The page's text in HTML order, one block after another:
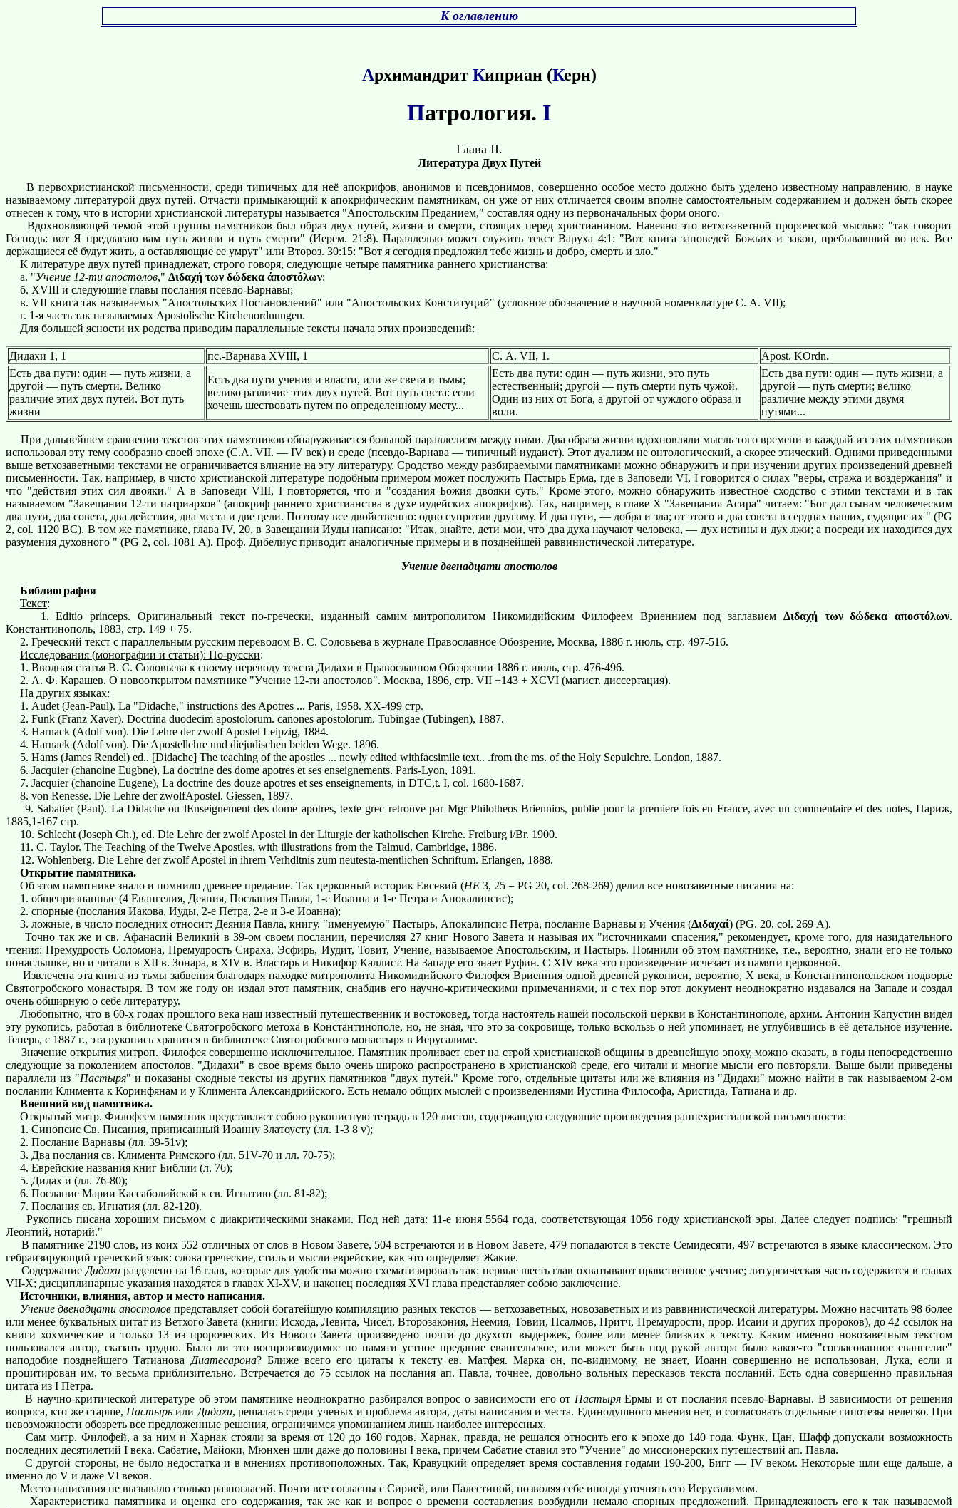
К оглавлению
Архимандрит Киприан (Керн)
Патрология. I
Глава II.
Литература Двух Путей
В первохристианской письменности, среди типичных для неё апокрифов, анонимов и псевдонимов, совершенно особое место должно быть уделено известному направлению, в науке
называемому литературой двух путей. Отчасти примыкающий к апокрифическим памятникам, он уже от них отличается своим вполне самостоятельным содержанием и должен быть скорее
отнесен к тому, что в истории христианской литературы называется "Апостольским Преданием," составляя одну из первоначальных форм оного.
Вдохновляющей темой этой группы памятников был образ двух путей, жизни и смерти, стоящих перед христианином. Навеяно это ветхозаветной пророческой мыслью: "так говорит
Господь: вот Я предлагаю вам путь жизни и путь смерти" (Иерем. 21:8). Параллелью может служить текст Варуха 4:1: "Вот книга заповедей Божьих и закон, пребывавший во век. Все
держащиеся её будут жить, а оставляющие ее умрут" или Второз. 30:15: "Вот я сегодня предложил тебе жизнь и добро, смерть и зло."
К литературе двух путей принадлежат, строго говоря, следующие четыре памятника раннего христианства:
а. "Учение 12-ти апостолов," Διδαχή των δώδεκα άποστόλων;
б. XVIII и следующие главы послания псевдо-Варнавы;
в. VII книга так называемых "Апостольских Постановлений" или "Апостольских Конституций" (условное обозначение в научной номенклатуре С. А. VII);
г. 1-я часть так называемых Apostolische Kirchenordnungen.
Для большей ясности их родства приводим параллельные тексты начала этих произведений:
Дидахи 1, 1 пс.-Варнава XVIII, 1 С. А. VII, 1.
Apost. KOrdn.
Есть два пути: один — путь жизни, а
другой — путь смерти. Велико
различие этих двух путей. Вот путь
жизни
Есть два пути учения и власти, или же света и тьмы;
велико различие этих двух путей. Вот путь света: если
хочешь шествовать путем по определенному месту...
Есть два пути: один — путь жизни, это путь
естественный; другой — путь смерти путь чужой.
Один из них от Бога, а другой от чуждого образа и
воли.
Есть два пути: один — путь жизни, а
другой — путь смерти; велико
различие между этими двумя
путями...
При дальнейшем сравнении текстов этих памятников обнаруживается большой параллелизм между ними. Два образа жизни вдохновляли мысль того времени и каждый из этих памятников
использовал эту тему сообразно своей эпохе (С.А. VII. — IV век) и среде (псевдо-Варнава — типичный иудаист). Этот дуализм не онтологический, а скорее этический. Одними приведенными
выше ветхозаветными текстами не ограничивается влияние на эту литературу. Сродство между разбираемыми памятниками можно обнаружить и при изучении других произведений древней
письменности. Так, например, в чисто христианской литературе подобным примером может послужить Пастырь Ерма, где в Заповеди VI, I говорится о силах "веры, стража и воздержания" и
что "действия этих сил двояки." А в Заповеди VIII, I повторяется, что и "создания Божия двояки суть." Кроме этого, можно обнаружить известное сходство с этими текстами и в так
называемом "Завещании 12-ти патриархов" (апокриф раннего христианства в духе иудейских апокрифов). Так, например, в главе X "Завещания Асира" читаем: "Бог дал сынам человеческим
два пути, два совета, два действия, два места и две цели. Поэтому все двойственно: одно супротив другому. И два пути, — добра и зла; от этого и два совета в сердцах наших, судящие их " (PG
2, col. 1120 ВС). В том же памятнике, глава IV, 20, в Завещании Иуды написано: "Итак, знайте, дети мои, что два духа научают человека, — дух истины и дух лжи; а посреди их находится дух
разумения духовного " (PG 2, col. 1081 А). Проф. Дибелиус приводит аналогичные примеры и в позднейшей раввинистической литературе.
Учение двенадцати апостолов
Библиография
Текст:
1. Editio princeps. Оригинальный текст по-гречески, изданный самим митрополитом Никомидийским Филофеем Вриеннием под заглавием Διδαχή των δώδεκα αποστόλων.
Константинополь, 1883, стр. 149 + 75.
2. Греческий текст с параллельным русским переводом В. С. Соловьева в журнале Православное Обозрение, Москва, 1886 г. июль, стр. 497-516.
Исследования (монографии и статьи): По-русски:
1. Вводная статья В. С. Соловьева к своему переводу текста Дидахи в Православном Обозрении 1886 г. июль, стр. 476-496.
2. А. Ф. Карашев. О новооткрытом памятнике "Учение 12-ти апостолов". Москва, 1896, стр. VII +143 + XCVI (магист. диссертация).
На других языках:
1. Audet (Jean-Paul). La "Didache," instructions des Apotres ... Paris, 1958. XX-499 стр.
2. Funk (Franz Xaver). Doctrina duodecim apostolorum. canones apostolorum. Tubingae (Tubingen), 1887.
3. Harnack (Adolf von). Die Lehre der zwolf Apostel Leipzig, 1884.
4. Harnack (Adolf von). Die Apostellehre und diejudischen beiden Wege. 1896.
5. Hams (James Rendel) ed.. [Didache] The teaching of the apostles ... newly edited withfacsimile text.. .from the ms. of the Holy Sepulchre. London, 1887.
6. Jacquier (chanoine Eugbne), La doctrine des dome apotres et ses enseignements. Paris-Lyon, 1891.
7. Jacquier (chanoine Eugene), La doctrine des douze apotres et ses enseignements, in DTC,t. I, col. 1680-1687.
8. von Renesse. Die Lehre der zwolfApostel. Giessen, 1897.
9. Sabatier (Paul). La Didache ou lEnseignement des dome apotres, texte grec retrouve par Mgr Philotheos Briennios, publie pour la premiere fois en France, avec un commentaire et des notes, Париж,
1885,1-167 стр.
10. Schlecht (Joseph Ch.), ed. Die Lehre der zwolf Apostel in der Liturgie der katholischen Kirche. Freiburg i/Br. 1900.
11. C. Taylor. The Teaching of the Twelve Apostles, with illustrations from the Talmud. Cambridge, 1886.
12. Wohlenberg. Die Lehre der zwolf Apostel in ihrem Verhdltnis zum neutesta-mentlichen Schriftum. Erlangen, 1888.
Открытие памятника.
Об этом памятнике знало и помнило древнее предание. Так церковный историк Евсевий (НЕ 3, 25 = PG 20, col. 268-269) делил все новозаветные писания на:
1. общепризнанные (4 Евангелия, Деяния, Послания Павла, 1-е Иоанна и 1-е Петра и Апокалипсис);
2. спорные (послания Иакова, Иуды, 2-е Петра, 2-е и 3-е Иоанна);
3. ложные, в число последних относит: Деяния Павла, книгу, "именуемую" Пастырь, Апокалипсис Петра, послание Варнавы и Учения (Διδαχαί) (PG. 20, col. 269 А).
Точно так же и св. Афанасий Великий в 39-ом своем послании, перечисляя 27 книг Нового Завета и называя их "источниками спасения," рекомендует, кроме того, для назидательного
чтения: Премудрость Соломона, Премудрость Сираха, Эсфирь, Иудит, Товит, Учение, называемое Апостольским, и Пастырь. Помнили об этом памятнике, т.е., вероятно, знали его не только
понаслышке, но и читали в XII в. Зонара, в XIV в. Властарь и Никифор Каллист. На Западе его знает Руфин. С XIV века это произведение исчезает из памяти церковной.
Извлечена эта книга из тьмы забвения благодаря находке митрополита Никомидийского Филофея Вриенния одной древней рукописи, вероятно, X века, в Константинопольском подворье
Святогробского монастыря. В том же году он издал этот памятник, снабдив его научно-критическими примечаниями, и с тех пор этот документ неоднократно издавался на Западе и создал
очень обширную о себе литературу.
Любопытно, что в 60-х годах прошлого века наш известный путешественник и востоковед, тогда настоятель нашей посольской церкви в Константинополе, архим. Антонин Капустин видел
эту рукопись, работая в библиотеке Святогробского метоха в Константинополе, но, не зная, что это за сокровище, только вскользь о ней упоминает, не углубившись в её детальное изучение.
Теперь, с 1887 г., эта рукопись хранится в библиотеке Святогробского монастыря в Иерусалиме.
Значение открытия митроп. Филофея совершенно исключительное. Памятник проливает свет на строй христианской общины в древнейшую эпоху, можно сказать, в годы непосредственно
следующие за поколением апостолов. "Дидахи" в свое время было очень широко распространено в христианской среде, его читали и многие мысли его повторяли. Выше были приведены
параллели из "Пастыря" и показаны сходные тексты из других памятников "двух путей." Кроме того, отдельные цитаты или же влияния из "Дидахи" можно найти в так называемом 2-ом
послании Климента к Коринфянам и у Климента Александрийского. Есть немало общих мыслей с произведениями Иустина Философа, Аристида, Татиана и др.
Внешний вид памятника.
Открытый митр. Филофеем памятник представляет собою рукописную тетрадь в 120 листов, содержащую следующие произведения раннехристианской письменности:
1. Синопсис Св. Писания, приписанный Иоанну Златоусту (лл. 1-3 8 v);
2. Послание Варнавы (лл. 39-51v);
3. Два послания св. Климента Римского (лл. 51V-70 и лл. 70-75);
4. Еврейские названия книг Библии (л. 76);
5. Дидах и (лл. 76-80);
6. Послание Марии Кассаболийской к св. Игнатию (лл. 81-82);
7. Послания св. Игнатия (лл. 82-120).
Рукопись писана хорошим письмом с диакритическими знаками. Под ней дата: 11-е июня 5564 года, соответствующая 1056 году христианской эры. Далее следует подпись: "грешный
Леонтий, нотарий."
В памятнике 2190 слов, из коих 552 отличных от слов в Новом Завете, 504 встречаются и в Новом Завете, 479 попадаются в тексте Семидесяти, 497 встречаются в языке классическом. Это
гебраизирующий греческий язык: слова греческие, стиль и мысли еврейские, как это определяет Жакие.
Содержание Дидахиразделено на 16 глав, которые для удобства можно схематизировать так: первые шесть глав охватывают нравственное учение; литургическая часть содержится в главах
VII-Х; дисциплинарные указания находятся в главах XI-XV, и наконец последняя XVI глава представляет собою заключение.
Источники, влияния, автор и место написания.
Учение двенадцати апостолов представляет собой богатейшую компиляцию разных текстов — ветхозаветных, новозаветных и из раввинистической литературы. Можно насчитать 98 более
или менее буквальных цитат из Ветхого Завета (книги: Исхода, Левита, Чисел, Второзакония, Неемия, Товии, Псалмов, Притч, Премудрости, прор. Исаии и других пророков), до 42 ссылок на
книги хохмические и только 13 из пророческих. Из Нового Завета произведено почти до двухсот выдержек, более или менее близких к тексту. Каким именно новозаветным текстом
пользовался автор, сказать трудно. Было ли это воспроизводимое по памяти устное предание евангельское, или может быть под рукой автора было какое-то "согласованное евангелие"
наподобие позднейшего Татианова Диатесарона? Ближе всего его цитаты к тексту ев. Матфея. Марка он, по-видимому, не знает, Иоанн совершенно не использован, Лука, если и
процитирован им, то весьма приблизительно. Встречается до 75 ссылок на послания ап. Павла, точнее, довольно вольных пересказов текста посланий. Есть одна совершенно правильная
цитата из I Петра.
В научно-критической литературе об этом памятнике неоднократно разбирался вопрос о зависимости его от ПастыряЕрмы и от послания псевдо-Варнавы. В зависимости от решения
вопроса, кто же старше, Пастырь или Дидахи, решалась среди ученых и проблема автора, даты написания и места. Единодушного мнения нет, и согласовать отдельные гипотезы нелегко. При
невозможности обозреть все предложенные решения, ограничимся упоминанием лишь наиболее интересных.
Сам митр. Филофей, а за ним и Харнак стояли за время от 120 до 160 годов. Харнак, правда, не решался относить его к эпохе до 140 года. Функ, Цан, Шафф допускали возможность
последних десятилетий I века. Сабатие, Майоки, Мюнхен шли даже до половины I века, причем Сабатие ставил это "Учение" до миссионерских путешествий ап. Павла.
С другой стороны, не было недостатка и в мнениях противоположных. Так, Кравуцкий определяет время составления годами 190-200, Бигг — IV веком. Некоторые шли еще дальше, а
именно до V и даже VI веков.
Место написания не вызывало столько разногласий. Почти все согласны с Сирией, или Палестиной, позволяя себе иногда уточнять его Иерусалимом.
Характеристика памятника и оценка его содержания, так же как и вопрос о времени составления возбудили немало спорных предложений. Принадлежность его к так называемой